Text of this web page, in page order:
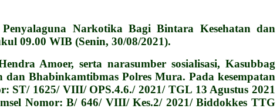
Narkotika Bagi Bintara Kesehatan dan
09.00 WIB (Senin, 30/08/2021).
Amoer, serta narasumber sosialisasi, Kasubbag
Bhabinkamtibmas Polres Mura. Pada kesempatan
ST/ 1625/ VIII/ OPS.4.6./ 2021/ TGL 13 Agustus 2021
Nomor: B/ 646/ VIII/ Kes.2/ 2021/ Biddokkes TTG